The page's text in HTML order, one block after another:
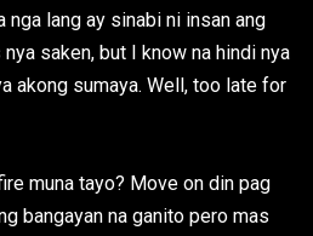
nga lang ay sinabi ni insan ang
saken, but I know na hindi nya
akong sumaya. Well, too late for
muna tayo? Move on din pag
bangayan na ganito pero mas